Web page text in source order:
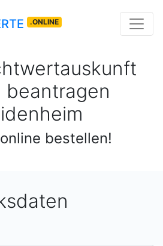
.ONLINE
beantragen
bestellen!